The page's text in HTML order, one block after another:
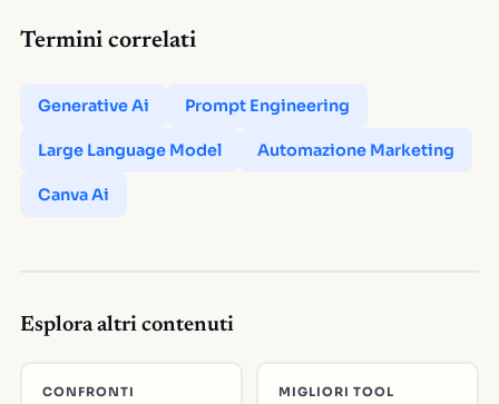
Termini correlati
Generative Ai Prompt Engineering
Large Language Model Automazione Marketing
Canva Ai
Esplora altri contenuti
CONFRONTI MIGLIORI TOOL